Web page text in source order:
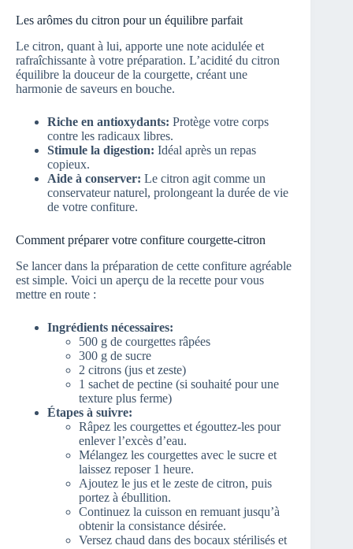
Les arômes du citron pour un équilibre parfait
Le citron, quant à lui, apporte une note acidulée et
rafraîchissante à votre préparation. L’acidité du citron
équilibre la douceur de la courgette, créant une
harmonie de saveurs en bouche.
Riche en antioxydants: Protège votre corps
contre les radicaux libres.
Stimule la digestion: Idéal après un repas
copieux.
Aide à conserver: Le citron agit comme un
conservateur naturel, prolongeant la durée de vie
de votre confiture.
Comment préparer votre confiture courgette-citron
Se lancer dans la préparation de cette confiture agréable
est simple. Voici un aperçu de la recette pour vous
mettre en route :
Ingrédients nécessaires:
500 g de courgettes râpées
300 g de sucre
2 citrons (jus et zeste)
1 sachet de pectine (si souhaité pour une
texture plus ferme)
Étapes à suivre:
Râpez les courgettes et égouttez-les pour
enlever l’excès d’eau.
Mélangez les courgettes avec le sucre et
laissez reposer 1 heure.
Ajoutez le jus et le zeste de citron, puis
portez à ébullition.
Continuez la cuisson en remuant jusqu’à
obtenir la consistance désirée.
Versez chaud dans des bocaux stérilisés et